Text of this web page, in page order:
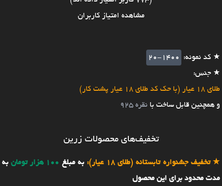
مشاهده امتیاز کاربران
★ کد نمونه:
20-1400
★ جنس:
طلای 18 عیار (با حک کد طلای 18 عیار پشت کار)
و همچنین قابل ساخت با نقره 925
تخفیف‌های محصولات زرین
★تخفیف جشنواره تابستانه (طلای 18 عیار): به مبلغ 100 هزار تومان
به
مدت محدود برای این محصول